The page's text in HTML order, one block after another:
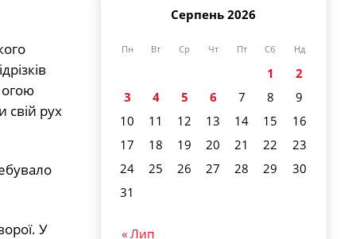
свій рух
У
Серпень 2026
Пн Вт Ср Чт Пт Сб Нд
1
2
3
4 5 6 7 8
9
10
11 12 13 14 15
16
17
18 19 20 21 22
23
24
25 26 27 28 29
30
31
« Лип